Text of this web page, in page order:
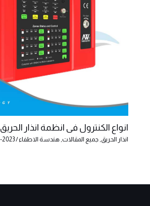
انواع الكنترول فى انظمة انذار الحريق
انذار الحريق, جميع المقالات, هندسة الاطفاء/
2023-01-28